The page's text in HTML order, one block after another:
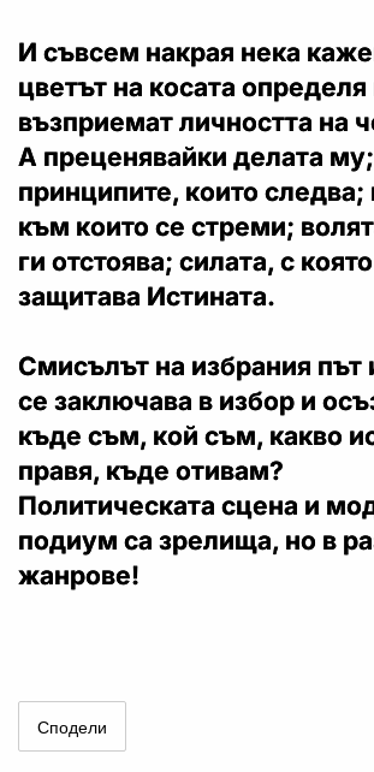
И съвсем накрая нека
цветът на косата определя
възприемат личността на
А преценявайки делата му;
принципите, които следва;
към които се стреми;
ги отстоява; силата, с
защитава Истината.
Смисълът на избрания път
се заключава в избор и
къде съм, кой съм, какво
правя, къде отивам?
Политическата сцена и
подиум са зрелища, но в
жанрове!
Сподели